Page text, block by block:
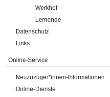
Werkhof
Lernende
Datenschutz
Links
Online-Service
Neuzuzüger*innen-Informationen
Online-Dienste